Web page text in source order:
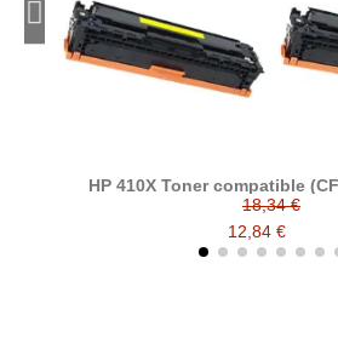
HP 410X Toner compatible
CF412X, CF413X)
18,34 €
12,84 €